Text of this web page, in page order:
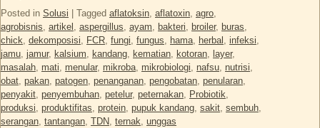
Posted in Solusi Tagged aflatoksin, aflatoxin, agro,
agrobisnis, artikel , aspergillus, ayam, bakteri, broiler, buras,
chick, dekomposisi, FCR, fungi, fungus, hama, herbal , infeksi,
jamu, jamur, kalsium, kandang, kematian, kotoran, layer,
masalah, mati, menular, mikroba, mikrobiologi, nafsu, nutrisi,
obat, pakan, patogen, penanganan, pengobatan, penularan,
penyakit, penyembuhan, petelur, peternakan, Probiotik,
produksi, produktifitas, protein, pupuk kandang, sakit, sembuh,
serangan, tantangan, TDN, ternak, unggas